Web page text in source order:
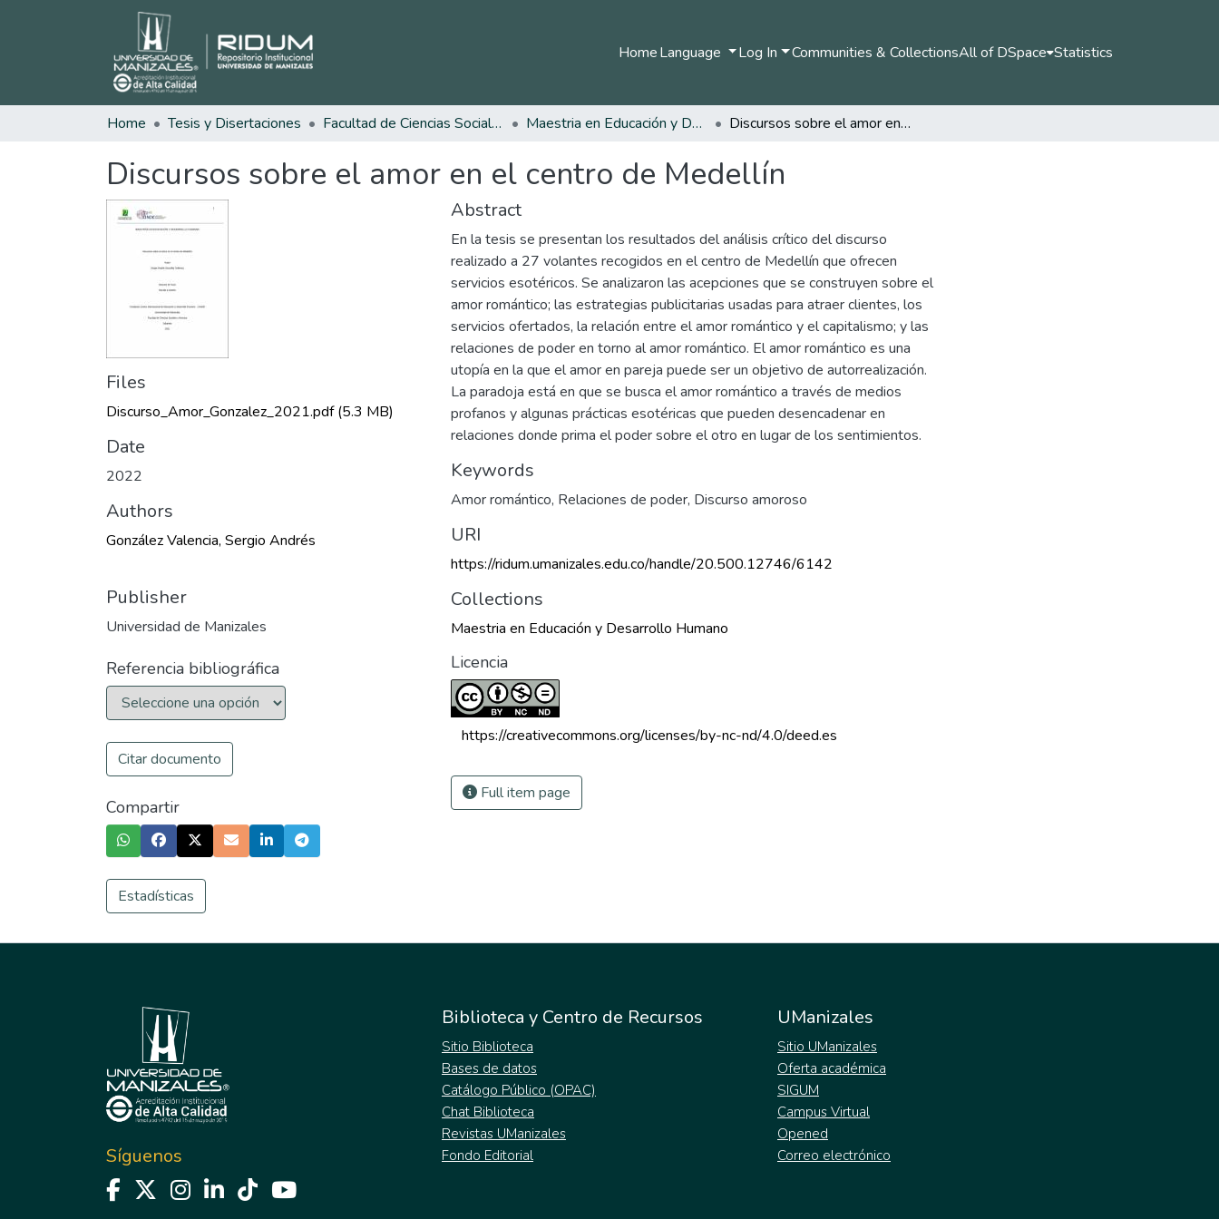
HomeLanguage Log In Communities & CollectionsAll of DSpace Statistics
Home Tesis y Disertaciones Facultad de Ciencias Sociales y Humanas Maestria en Educación y Desarrollo Humano Discursos sobre el amor en el centro de Medellín
Discursos sobre el amor en el centro de Medellín
Files
Discurso_Amor_Gonzalez_2021.pdf(5.3 MB)
Date
2022
Authors
González Valencia, Sergio Andrés
Publisher
Universidad de Manizales
Referencia bibliográfica
Citar documento
Compartir
Estadísticas
Abstract
En la tesis se presentan los resultados del análisis crítico del discurso
realizado a 27 volantes recogidos en el centro de Medellín que ofrecen
servicios esotéricos. Se analizaron las acepciones que se construyen sobre el
amor romántico; las estrategias publicitarias usadas para atraer clientes, los
servicios ofertados, la relación entre el amor romántico y el capitalismo; y las
relaciones de poder en torno al amor romántico. El amor romántico es una
utopía en la que el amor en pareja puede ser un objetivo de autorrealización.
La paradoja está en que se busca el amor romántico a través de medios
profanos y algunas prácticas esotéricas que pueden desencadenar en
relaciones donde prima el poder sobre el otro en lugar de los sentimientos.
Keywords
Amor romántico, Relaciones de poder, Discurso amoroso
URI
https://ridum.umanizales.edu.co/handle/20.500.12746/6142
Collections
Maestria en Educación y Desarrollo Humano
Licencia
https://creativecommons.org/licenses/by-nc-nd/4.0/deed.es
Full item page
Síguenos
Biblioteca y Centro de Recursos
Sitio Biblioteca
Bases de datos
Catálogo Público (OPAC)
Chat Biblioteca
Revistas UManizales
Fondo Editorial
UManizales
Sitio UManizales
Oferta académica
SIGUM
Campus Virtual
Opened
Correo electrónico